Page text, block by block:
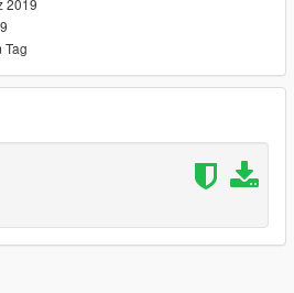
2019
Tag